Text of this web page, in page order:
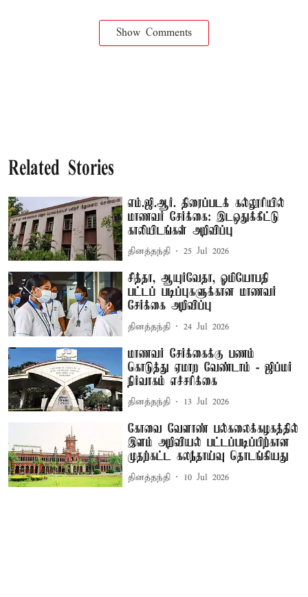
Show Comments
Related Stories
எம்.ஜி.ஆர். திரைப்படக் கல்லூரியில்
மாணவர் சேர்க்கை: இடஒதுக்கீட்டு
காலியிடங்கள் அறிவிப்பு
தினத்தந்தி 25 Jul 2026
சித்தா, ஆயுர்வேதா, ஓமியோபதி
பட்டப் படிப்புகளுக்கான மாணவர்
சேர்க்கை அறிவிப்பு
தினத்தந்தி 24 Jul 2026
மாணவர் சேர்க்கைக்கு பணம்
கொடுத்து ஏமாற வேண்டாம் - ஜிப்மர்
நிர்வாகம் எச்சரிக்கை
தினத்தந்தி 13 Jul 2026
கோவை வேளாண் பல்கலைக்கழகத்தில்
இளம் அறிவியல் பட்டப்படிப்பிற்கான
முதற்கட்ட கலந்தாய்வு தொடங்கியது
தினத்தந்தி 10 Jul 2026